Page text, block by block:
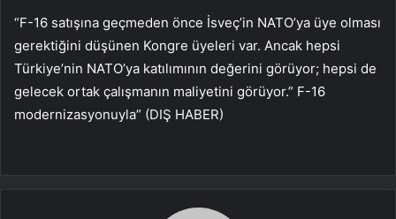
“F-16 satışına geçmeden önce İsveç’in NATO’ya üye olması
gerektiğini düşünen Kongre üyeleri var. Ancak hepsi
Türkiye’nin NATO’ya katılımının değerini görüyor; hepsi de
gelecek ortak çalışmanın maliyetini görüyor.” F-16
modernizasyonuyla” (DIŞ HABER)